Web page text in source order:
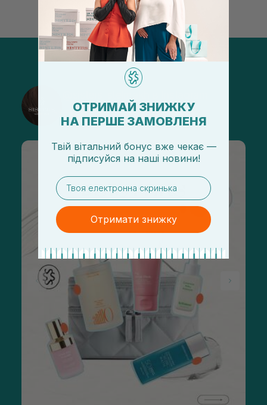
Подписаться
ОТРИМАЙ ЗНИЖКУ
НА ПЕРШЕ ЗАМОВЛЕНЯ
Твій вітальний бонус вже чекає —
підписуйся на наші новини!
email
Отримати знижку